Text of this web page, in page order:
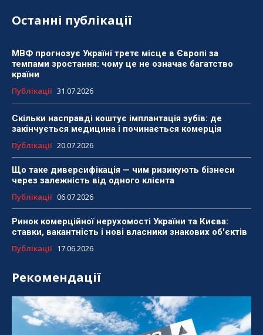
Останні публікації
МВФ прогнозує Україні третє місце в Європі за
темпами зростання: чому це не означає багатство
країни
Публікації 31.07.2026
Скільки насправді коштує імплантація зубів: де
закінчується медицина і починається комерція
Публікації 20.07.2026
Що таке диверсифікація — чим ризикують бізнеси
через залежність від одного клієнта
Публікації 06.07.2026
Ринок комерційної нерухомості України та Києва:
ставки, вакантність і нові власники знакових об'єктів
Публікації 17.06.2026
Рекомендації